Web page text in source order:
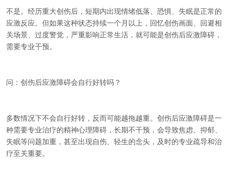
不是。经历重大创伤后，短期内出现情绪低落、恐惧、失眠是正常的
应激反应。但如果这种状态持续一个月以上，回忆创伤画面、回避相
关场景、过度警觉，严重影响正常生活，就可能是创伤后应激障碍，
需要专业干预。
问：创伤后应激障碍会自行好转吗？
多数情况下不会自行好转，反而可能越拖越重。创伤后应激障碍是一
种需要专业治疗的精神心理障碍，长期不干预，会导致焦虑、抑郁、
失眠等问题加重，甚至出现自伤、轻生的念头，及时的专业疏导和治
疗至关重要。